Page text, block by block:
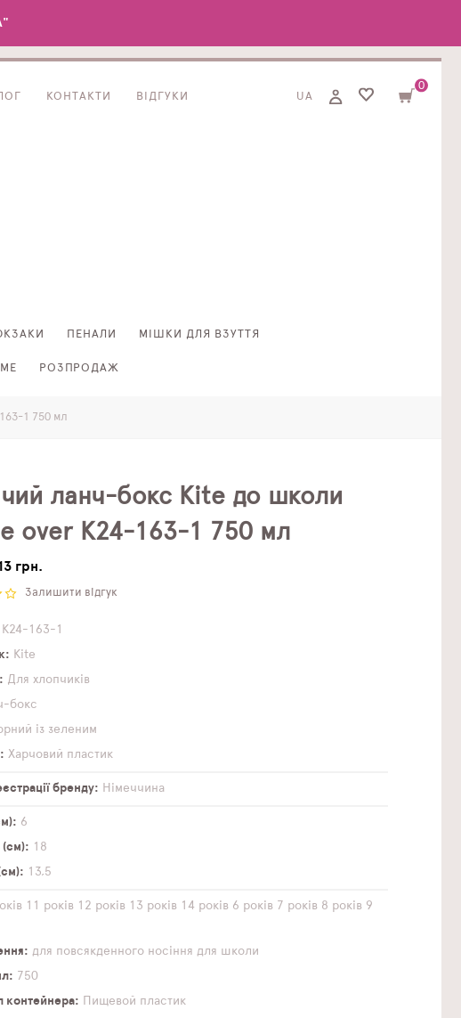
КОНТАКТИ ВІДГУКИ UA
0
ПЕНАЛИ МІШКИ ДЛЯ ВЗУТТЯ
РОЗПРОДАЖ
1 750 мл
ланч-бокс Kite до школи
over K24-163-1 750 мл
грн.
Залишити відгук
K24-163-1
Kite
Для хлопчиків
бокс
із зеленим
Харчовий пластик
бренду Німеччина
6
18
13,5
11 років 12 років 13 років 14 років 6 років 7 років 8 років 9
для повсякденного носіння для школи
750
контейнера
Пищевой пластик